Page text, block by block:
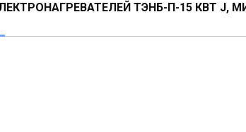
ТЭНБ-П-15 КВТ J,